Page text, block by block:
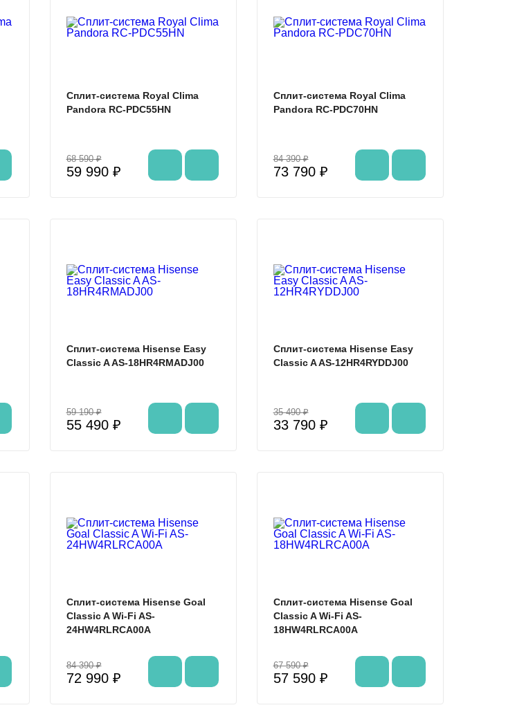
Сплит-система Royal Clima
Pandora RC-PDC55HN
68 590 ₽
59 990 ₽
Сплит-система Royal Clima
Pandora RC-PDC70HN
84 390 ₽
73 790 ₽
Сплит-система Hisense Easy
Classic A AS-18HR4RMADJ00
59 190 ₽
55 490 ₽
Сплит-система Hisense Easy
Classic A AS-12HR4RYDDJ00
35 490 ₽
33 790 ₽
Сплит-система Hisense Goal
Classic A Wi-Fi AS-
24HW4RLRCA00A
84 390 ₽
72 990 ₽
Сплит-система Hisense Goal
Classic A Wi-Fi AS-
18HW4RLRCA00A
67 590 ₽
57 590 ₽